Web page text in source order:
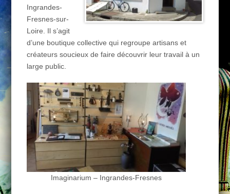
Ingrandes-
Fresnes-sur-
Loire. Il s’agit
d’une boutique collective qui regroupe artisans et
créateurs soucieux de faire découvrir leur travail à un
large public.
Imaginarium – Ingrandes-Fresnes